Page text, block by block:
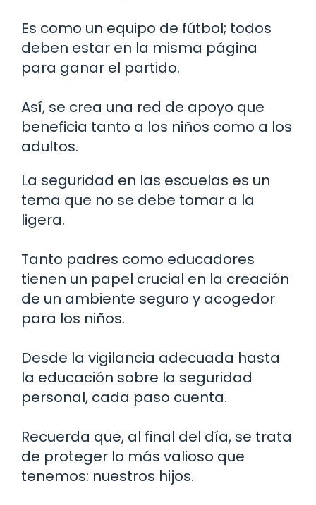
Es como un equipo de fútbol; todos
deben estar en la misma página
para ganar el partido.
Así, se crea una red de apoyo que
beneficia tanto a los niños como a los
adultos.
La seguridad en las escuelas es un
tema que no se debe tomar a la
ligera.
Tanto padres como educadores
tienen un papel crucial en la creación
de un ambiente seguro y acogedor
para los niños.
Desde la vigilancia adecuada hasta
la educación sobre la seguridad
personal, cada paso cuenta.
Recuerda que, al final del día, se trata
de proteger lo más valioso que
tenemos: nuestros hijos.